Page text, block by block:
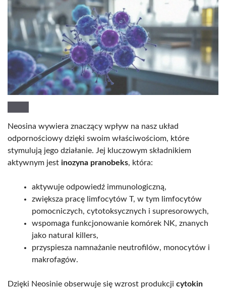
Neosina wywiera znaczący wpływ na nasz układ
odpornościowy dzięki swoim właściwościom, które
stymulują jego działanie. Jej kluczowym składnikiem
aktywnym jest inozyna pranobeks, która:
aktywuje odpowiedź immunologiczną,
zwiększa pracę limfocytów T, w tym limfocytów
pomocniczych, cytotoksycznych i supresorowych,
wspomaga funkcjonowanie komórek NK, znanych
jako natural killers,
przyspiesza namnażanie neutrofilów, monocytów i
makrofagów.
Dzięki Neosinie obserwuje się wzrost produkcji cytokin